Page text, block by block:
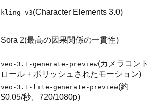
kling-v3(Character Elements 3.0)
Sora 2(最高の因果関係の一貫性)
veo-3.1-generate-preview(カメラコント
ロール + ポリッシュされたモーション)
veo-3.1-lite-generate-preview(約
$0.05/秒、720/1080p)